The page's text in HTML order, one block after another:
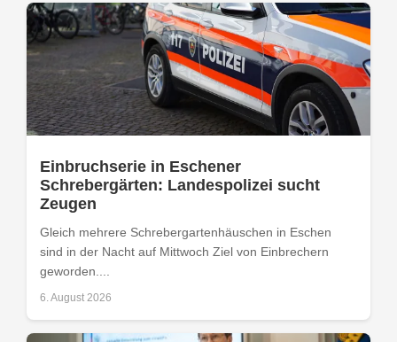
Einbruchserie in Eschener
Schrebergärten: Landespolizei sucht
Zeugen
Gleich mehrere Schrebergartenhäuschen in Eschen
sind in der Nacht auf Mittwoch Ziel von Einbrechern
geworden....
6. August 2026